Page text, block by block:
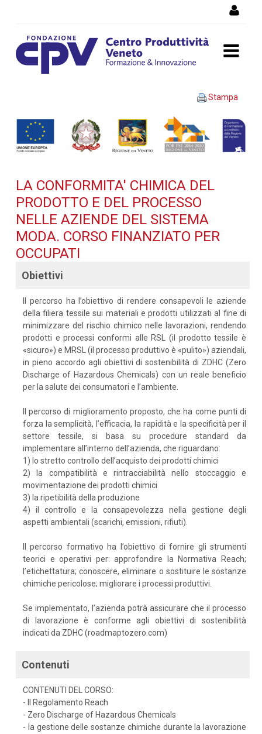
LA CONFORMITA' CHIMICA
DEL PRODOTTO E DEL
PROCESSO NELLE AZIENDE
finanziato per occupati -
Dettaglio corso di
formazione
Stampa
LA CONFORMITA' CHIMICA DEL
PRODOTTO E DEL PROCESSO
NELLE AZIENDE DEL SISTEMA
MODA. CORSO FINANZIATO PER
OCCUPATI
Obiettivi
Il percorso ha l’obiettivo di rendere consapevoli le aziende
della filiera tessile sui materiali e prodotti utilizzati al fine di
minimizzare del rischio chimico nelle lavorazioni, rendendo
prodotti e processi conformi alle RSL (il prodotto tessile è
«sicuro») e MRSL (il processo produttivo è «pulito») aziendali,
in pieno accordo agli obiettivi di sostenibilità di ZDHC (Zero
Discharge of Hazardous Chemicals) con un reale beneficio
per la salute dei consumatori e l’ambiente.
Il percorso di miglioramento proposto, che ha come punti di
forza la semplicità, l’efficacia, la rapidità e la specificità per il
settore tessile, si basa su procedure standard da
implementare all’interno dell’azienda, che riguardano:
1) lo stretto controllo dell’acquisto dei prodotti chimici
2) la compatibilità e rintracciabilità nello stoccaggio e
movimentazione dei prodotti chimici
3) la ripetibilità della produzione
4) il controllo e la consapevolezza nella gestione degli
aspetti ambientali (scarichi, emissioni, rifiuti).
Il percorso formativo ha l’obiettivo di fornire gli strumenti
teorici e operativi per: approfondire la Normativa Reach;
l’etichettatura; conoscere, eliminare o sostituire le sostanze
chimiche pericolose; migliorare i processi produttivi.
Se implementato, l’azienda potrà assicurare che il processo
di lavorazione è conforme agli obiettivi di sostenibilità
indicati da ZDHC (roadmaptozero.com)
Contenuti
CONTENUTI DEL CORSO:
- Il Regolamento Reach
- Zero Discharge of Hazardous Chemicals
- la gestione delle sostanze chimiche durante la lavorazione